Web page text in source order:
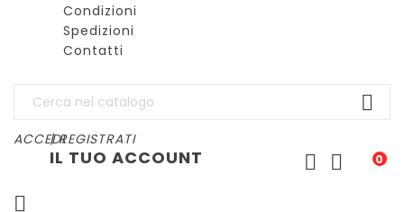
Condizioni
Spedizioni
Contatti

ACCEDI| REGISTRATI
0
IL TUO ACCOUNT 

